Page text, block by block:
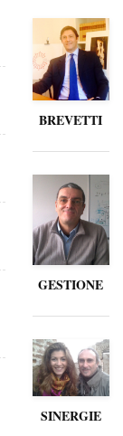
BREVETTI
GESTIONE
SINERGIE